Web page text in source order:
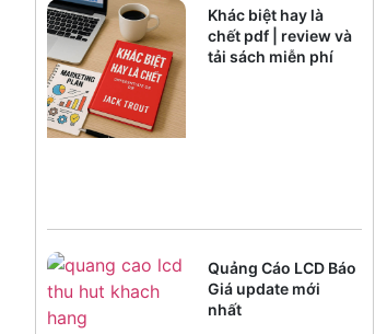
Khác biệt hay là
chết pdf | review và
tải sách miễn phí
Quảng Cáo LCD Báo
Giá update mới
nhất